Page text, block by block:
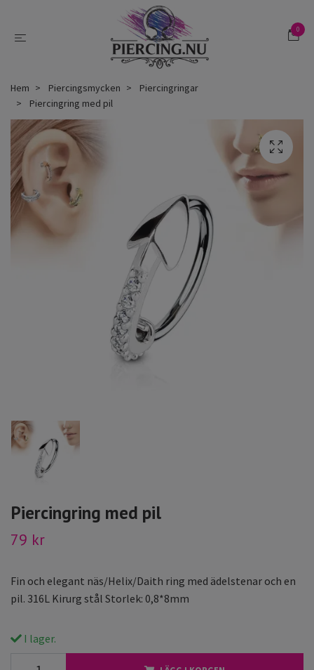
0
Hem Piercingsmycken
Piercingringar
Piercingring med pil
Piercingring med pil
79 kr
Fin och elegant näs/Helix/Daith ring med ädelstenar och en
pil. 316L Kirurg stål Storlek: 0,8*8mm
I lager.